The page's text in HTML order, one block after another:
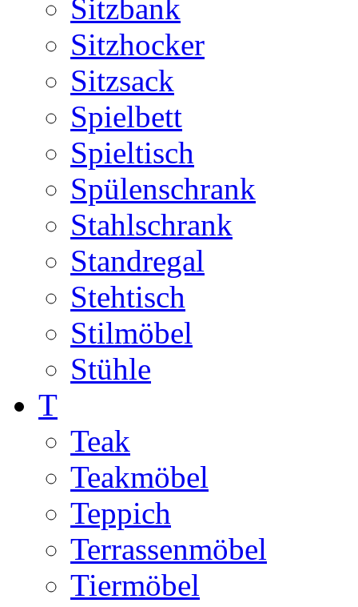
Sitzbank
Sitzhocker
Sitzsack
Spielbett
Spieltisch
Spülenschrank
Stahlschrank
Standregal
Stehtisch
Stilmöbel
Stühle
T
Teak
Teakmöbel
Teppich
Terrassenmöbel
Tiermöbel